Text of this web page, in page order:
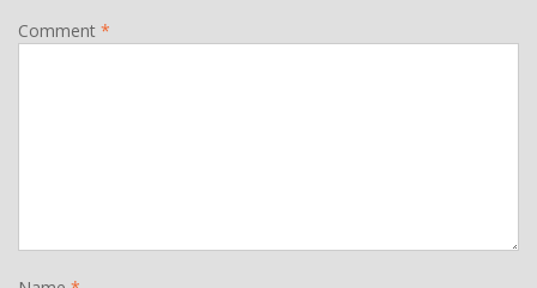
Comment *